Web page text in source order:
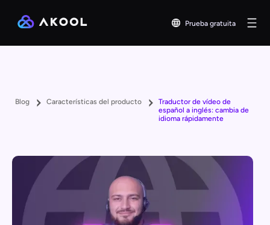
Prueba gratuita
Blog Características del producto
Traductor de vídeo de
español a inglés: cambia de
idioma rápidamente